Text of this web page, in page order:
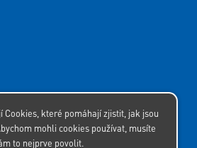
Cookies, které pomáhají zjistit, jak jsou
mohli cookies používat, musíte
to nejprve povolit.